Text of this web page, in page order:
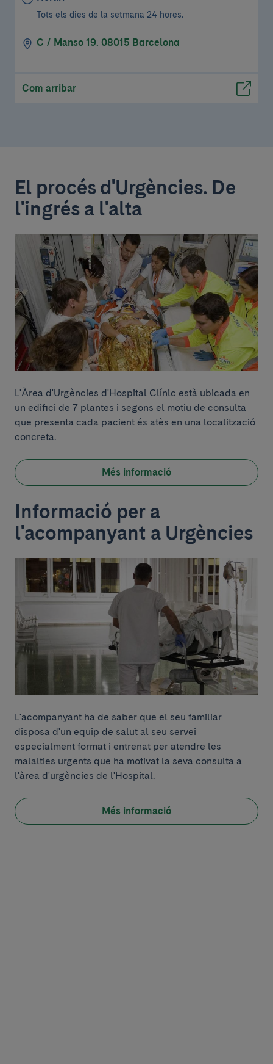
Tots els dies de la setmana 24 hores.
C / Manso 19. 08015 Barcelona
Com arribar
El procés d'Urgències. De
l'ingrés a l'alta
L'Àrea d'Urgències d'Hospital Clínic està ubicada en
un edifici de 7 plantes i segons el motiu de consulta
que presenta cada pacient és atès en una localització
concreta.
Més informació
Informació per a
l'acompanyant a Urgències
L'acompanyant ha de saber que el seu familiar
disposa d'un equip de salut al seu servei
especialment format i entrenat per atendre les
malalties urgents que ha motivat la seva consulta a
l'àrea d'urgències de l'Hospital.
Més informació